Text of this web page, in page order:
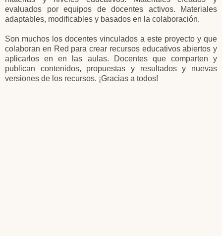
evaluados por equipos de docentes activos. Materiales
adaptables, modificables y basados en la colaboración.
Son muchos los docentes vinculados a este proyecto y que
colaboran en Red para crear recursos educativos abiertos y
aplicarlos en en las aulas. Docentes que comparten y
publican contenidos, propuestas y resultados y nuevas
versiones de los recursos. ¡Gracias a todos!